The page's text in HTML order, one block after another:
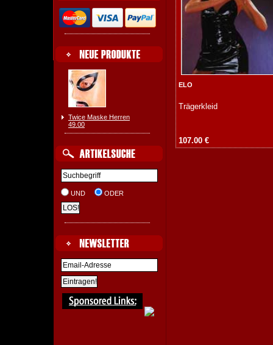
Twice Maske Herren
49.00
UND ODER
ELO
Trägerkleid
107.00 €